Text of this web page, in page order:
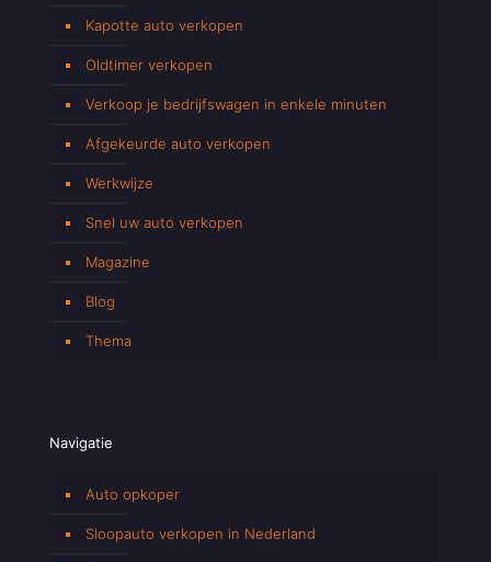
Kapotte auto verkopen
Oldtimer verkopen
Verkoop je bedrijfswagen in enkele minuten
Afgekeurde auto verkopen
Werkwijze
Snel uw auto verkopen
Magazine
Blog
Thema
Navigatie
Auto opkoper
Sloopauto verkopen in Nederland